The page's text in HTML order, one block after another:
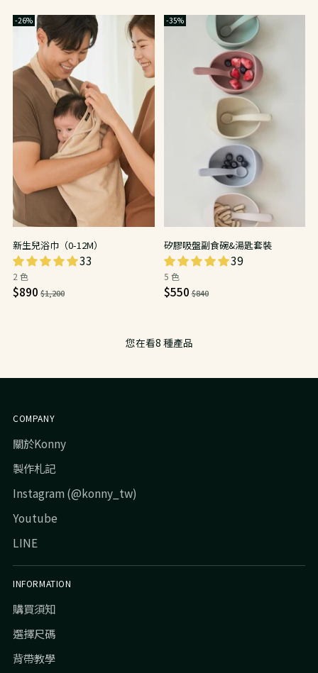
-26%
新生兒浴巾（0-12M）
33
2 色
日
$890 $1,200
-35%
矽膠吸盤副食碗&湯匙套裝
39
5 色
日
$550 $840
您在看8 種產品
COMPANY
關於Konny
製作札記
Instagram (@konny_tw)
Youtube
LINE
INFORMATION
購買須知
選擇尺碼
背帶教學